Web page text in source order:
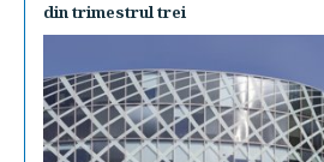
din trimestrul trei